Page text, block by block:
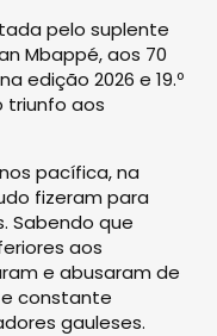
pelo suplente
Mbappé, aos 70
edição 2026 e 19.º
triunfo aos
pacífica, na
fizeram para
Sabendo que
aos
e abusaram de
constante
gauleses.